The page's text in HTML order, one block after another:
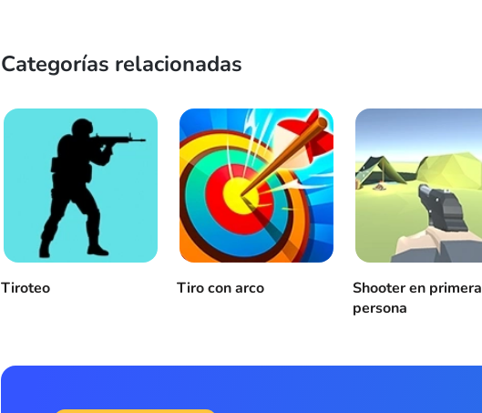
Categorías relacionadas
Tiroteo Tiro con arco
Shooter en primera
persona